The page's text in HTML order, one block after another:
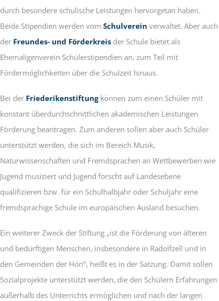
durch besondere schulische Leistungen hervorgetan haben.
Beide Stipendien werden vom Schulverein verwaltet. Aber auch
der Freundes- und Förderkreisder Schule bietet als
Ehemaligenverein Schülerstipendien an, zum Teil mit
Fördermöglichkeiten über die Schulzeit hinaus.
Bei der Friederikenstiftungkönnen zum einen Schüler mit
konstant überdurchschnittlichen akademischen Leistungen
Förderung beantragen. Zum anderen sollen aber auch Schüler
unterstützt werden, die sich im Bereich Musik,
Naturwissenschaften und Fremdsprachen an Wettbewerben wie
Jugend musiziert und Jugend forscht auf Landesebene
qualifizieren bzw. für ein Schulhalbjahr oder Schuljahr eine
fremdsprachige Schule im europäischen Ausland besuchen.
Ein weiterer Zweck der Stiftung „ist die Förderung von älteren
und bedürftigen Menschen, insbesondere in Radolfzell und in
den Gemeinden der Höri“, heißt es in der Satzung. Damit sollen
Sozialprojekte unterstützt werden, die den Schülern Erfahrungen
außerhalb des Unterrichts ermöglichen und nach der langen